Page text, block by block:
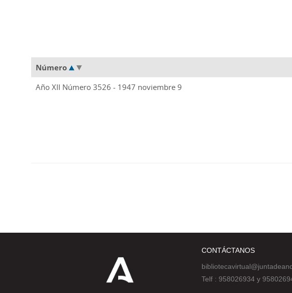
Número
Año XII Número 3526 - 1947 noviembre 9
CONTÁCTANOS
Telf : 958026934 y